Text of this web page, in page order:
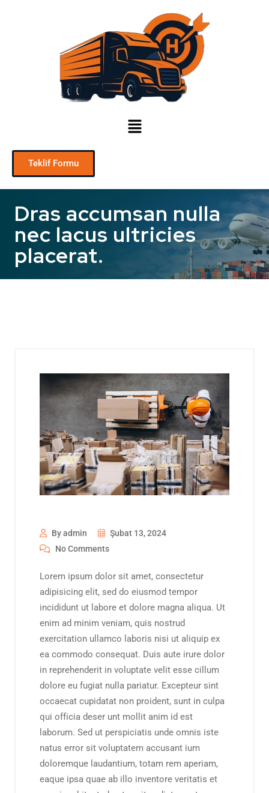
Teklif Formu
Dras accumsan nulla
nec lacus ultricies
placerat.
By admin
Şubat 13, 2024
No Comments
Lorem ipsum dolor sit amet, consectetur
adipisicing elit, sed do eiusmod tempor
incididunt ut labore et dolore magna aliqua. Ut
enim ad minim veniam, quis nostrud
exercitation ullamco laboris nisi ut aliquip ex
ea commodo consequat. Duis aute irure dolor
in reprehenderit in voluptate velit esse cillum
dolore eu fugiat nulla pariatur. Excepteur sint
occaecat cupidatat non proident, sunt in culpa
qui officia deser unt mollit anim id est
laborum. Sed ut perspiciatis unde omnis iste
natus error sit voluptatem accusant ium
doloremque laudantium, totam rem aperiam,
eaque ipsa quae ab illo inventore veritatis et